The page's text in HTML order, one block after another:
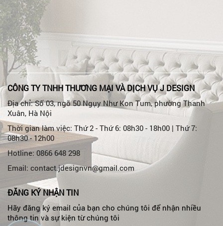
CÔNG TY TNHH THƯƠNG MẠI VÀ DỊCH VỤ J DESIGN
Địa chỉ: Số 03, ngõ 50 Ngụy Như Kon Tum, phường Thanh
Xuân, Hà Nội
Thời gian làm việc: Thứ 2 - Thứ 6: 08h30 - 18h00 | Thứ 7:
08h30 - 12h00
Hotline: 0866 648 298
Email: contact.jdesignvn@gmail.com
ĐĂNG KÝ NHẬN TIN
Hãy đăng ký email của bạn cho chúng tôi để nhận nhiều
thông tin và sự kiện từ chúng tôi